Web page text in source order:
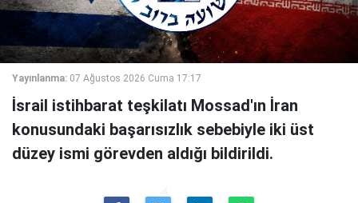
Yayınlanma: 07 Ağustos 2026 Cuma 17:17
İsrail istihbarat teşkilatı Mossad'ın İran
konusundaki başarısızlık sebebiyle iki üst
düzey ismi görevden aldığı bildirildi.